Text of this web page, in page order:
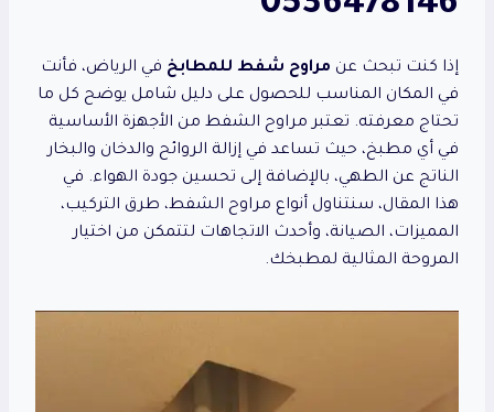
إذا كنت تبحث عن مراوح شفط للمطابخ في الرياض، فأنت
في المكان المناسب للحصول على دليل شامل يوضح كل ما
تحتاج معرفته. تعتبر مراوح الشفط من الأجهزة الأساسية
في أي مطبخ، حيث تساعد في إزالة الروائح والدخان والبخار
الناتج عن الطهي، بالإضافة إلى تحسين جودة الهواء. في
هذا المقال، سنتناول أنواع مراوح الشفط، طرق التركيب،
المميزات، الصيانة، وأحدث الاتجاهات لتتمكن من اختيار
المروحة المثالية لمطبخك.